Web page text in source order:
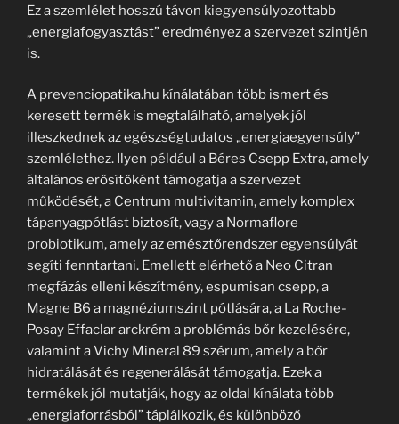
Ez a szemlélet hosszú távon kiegyensúlyozottabb
„energiafogyasztást” eredményez a szervezet szintjén
is.
A prevenciopatika.hu kínálatában több ismert és
keresett termék is megtalálható, amelyek jól
illeszkednek az egészségtudatos „energiaegyensúly”
szemlélethez. Ilyen például a Béres Csepp Extra, amely
általános erősítőként támogatja a szervezet
működését, a Centrum multivitamin, amely komplex
tápanyagpótlást biztosít, vagy a Normaflore
probiotikum, amely az emésztőrendszer egyensúlyát
segíti fenntartani. Emellett elérhető a Neo Citran
megfázás elleni készítmény, espumisan csepp, a
Magne B6 a magnéziumszint pótlására, a La Roche-
Posay Effaclar arckrém a problémás bőr kezelésére,
valamint a Vichy Mineral 89 szérum, amely a bőr
hidratálását és regenerálását támogatja. Ezek a
termékek jól mutatják, hogy az oldal kínálata több
„energiaforrásból” táplálkozik, és különböző